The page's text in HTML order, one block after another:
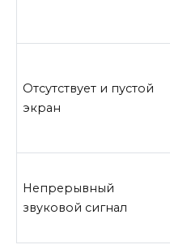
Отсутствует и пустой
экран
Непрерывный
звуковой сигнал